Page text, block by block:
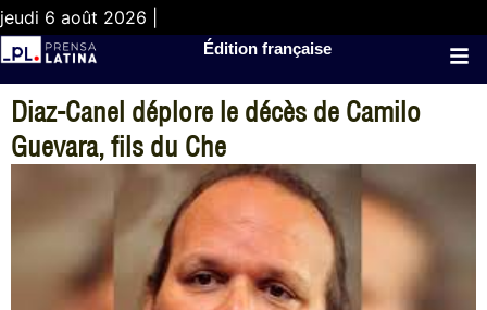
jeudi 6 août 2026 |
Édition française
Diaz-Canel déplore le décès de Camilo
Guevara, fils du Che